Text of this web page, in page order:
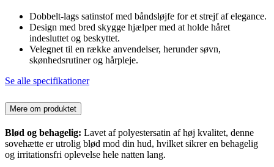
Dobbelt-lags satinstof med båndsløjfe for et strejf af elegance.
Design med bred skygge hjælper med at holde håret
indesluttet og beskyttet.
Velegnet til en række anvendelser, herunder søvn,
skønhedsrutiner og hårpleje.
Se alle specifikationer
Mere om produktet
Blød og behagelig: Lavet af polyestersatin af høj kvalitet, denne
sovehætte er utrolig blød mod din hud, hvilket sikrer en behagelig
og irritationsfri oplevelse hele natten lang.